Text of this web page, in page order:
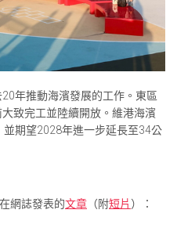
年推動海濱發展的工作。東區
致完工並陸續開放。維港海濱
期望2028年進一步延長至34公
網誌發表的文章 （附短片 ）：